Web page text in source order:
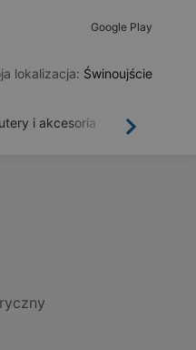
Google Play
lokalizacja: Świnoujście
Dalej
i akcesoria